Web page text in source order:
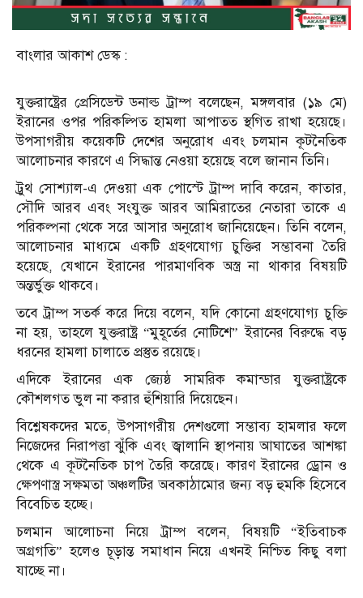
বাংলার আকাশ ডেস্ক :
যুক্তরাষ্ট্রের প্রেসিডেন্ট ডনাল্ড ট্রাম্প বলেছেন, মঙ্গলবার (১৯ মে)
ইরানের ওপর পরিকল্পিত হামলা আপাতত স্থগিত রাখা হয়েছে।
উপসাগরীয় কয়েকটি দেশের অনুরোধ এবং চলমান কূটনৈতিক
আলোচনার কারণে এ সিদ্ধান্ত নেওয়া হয়েছে বলে জানান তিনি।
ট্রুথ সোশ্যাল-এ দেওয়া এক পোস্টে ট্রাম্প দাবি করেন, কাতার,
সৌদি আরব এবং সংযুক্ত আরব আমিরাতের নেতারা তাকে এ
পরিকল্পনা থেকে সরে আসার অনুরোধ জানিয়েছেন। তিনি বলেন,
আলোচনার মাধ্যমে একটি গ্রহণযোগ্য চুক্তির সম্ভাবনা তৈরি
হয়েছে, যেখানে ইরানের পারমাণবিক অস্ত্র না থাকার বিষয়টি
অন্তর্ভুক্ত থাকবে।
তবে ট্রাম্প সতর্ক করে দিয়ে বলেন, যদি কোনো গ্রহণযোগ্য চুক্তি
না হয়, তাহলে যুক্তরাষ্ট্র “মুহূর্তের নোটিশে” ইরানের বিরুদ্ধে বড়
ধরনের হামলা চালাতে প্রস্তুত রয়েছে।
এদিকে ইরানের এক জ্যেষ্ঠ সামরিক কমান্ডার যুক্তরাষ্ট্রকে
কৌশলগত ভুল না করার হুঁশিয়ারি দিয়েছেন।
বিশ্লেষকদের মতে, উপসাগরীয় দেশগুলো সম্ভাব্য হামলার ফলে
নিজেদের নিরাপত্তা ঝুঁকি এবং জ্বালানি স্থাপনায় আঘাতের আশঙ্কা
থেকে এ কূটনৈতিক চাপ তৈরি করেছে। কারণ ইরানের ড্রোন ও
ক্ষেপণাস্ত্র সক্ষমতা অঞ্চলটির অবকাঠামোর জন্য বড় হুমকি হিসেবে
বিবেচিত হচ্ছে।
চলমান আলোচনা নিয়ে ট্রাম্প বলেন, বিষয়টি “ইতিবাচক
অগ্রগতি” হলেও চূড়ান্ত সমাধান নিয়ে এখনই নিশ্চিত কিছু বলা
যাচ্ছে না।